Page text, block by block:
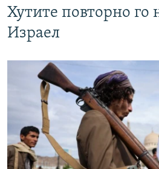
Хутите повторно го
Израел